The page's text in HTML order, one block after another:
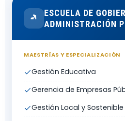
ESCUELA DE
ADMINISTRACIÓN
MAESTRÍAS Y ESPECIALIZACIÓN
Gestión Educativa
Gerencia de Empresas
Gestión Local y Sostenible